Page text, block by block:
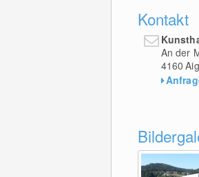
Kontakt
An der
4160